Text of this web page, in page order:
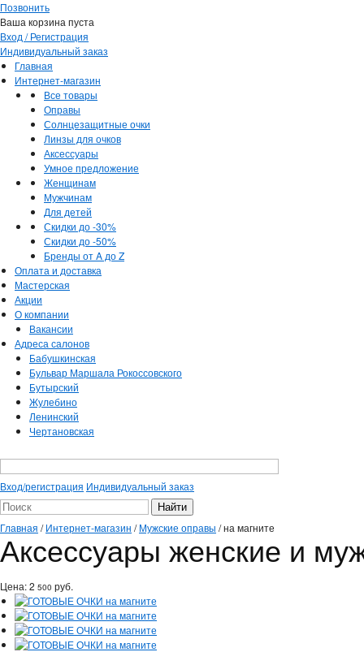
Позвонить
Ваша корзина пуста
Вход / Регистрация
Индивидуальный заказ
Главная
Интернет-магазин
Все товары
Оправы
Солнцезащитные очки
Линзы для очков
Аксессуары
Умное предложение
Женщинам
Мужчинам
Для детей
Скидки до -30%
Скидки до -50%
Бренды от A до Z
Оплата и доставка
Мастерская
Акции
О компании
Вакансии
Адреса салонов
Бабушкинская
Бульвар Маршала Рокоссовского
Бутырский
Жулебино
Ленинский
Чертановская
Вход/регистрация Индивидуальный заказ
Главная /Интернет-магазин /Мужские оправы /на магните
Аксессуары женские и
Цена:2 500 руб.